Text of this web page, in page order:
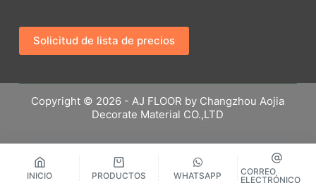
INICIO PRODUCTOS WHATSAPP
CORREO
ELECTRÓNICO
Solicitud de lista de precios
Copyright © 2026 - AJ FLOOR by Changzhou Aojia
Decorate Material CO.,LTD